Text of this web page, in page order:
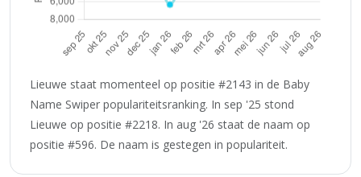
Lieuwe staat momenteel op positie #2143 in de Baby
Name Swiper populariteitsranking. In sep '25 stond
Lieuwe op positie #2218. In aug '26 staat de naam op
positie #596. De naam is gestegen in populariteit.